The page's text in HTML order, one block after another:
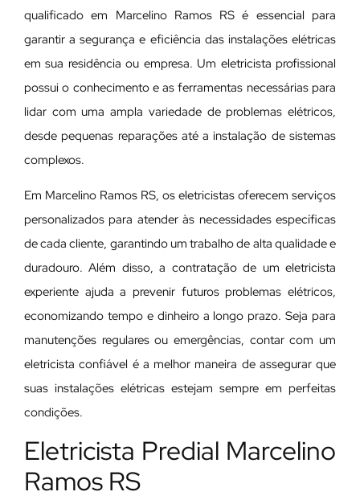
qualificado em Marcelino Ramos RS é essencial para
garantir a segurança e eficiência das instalações elétricas
em sua residência ou empresa. Um eletricista profissional
possui o conhecimento e as ferramentas necessárias para
lidar com uma ampla variedade de problemas elétricos,
desde pequenas reparações até a instalação de sistemas
complexos.
Em Marcelino Ramos RS, os eletricistas oferecem serviços
personalizados para atender às necessidades específicas
de cada cliente, garantindo um trabalho de alta qualidade e
duradouro. Além disso, a contratação de um eletricista
experiente ajuda a prevenir futuros problemas elétricos,
economizando tempo e dinheiro a longo prazo. Seja para
manutenções regulares ou emergências, contar com um
eletricista confiável é a melhor maneira de assegurar que
suas instalações elétricas estejam sempre em perfeitas
condições.
Eletricista Predial Marcelino
Ramos RS